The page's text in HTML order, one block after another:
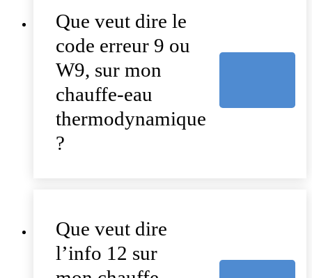
Que veut dire le
code erreur 9 ou
W9, sur mon
chauffe-eau
thermodynamique
?
Que veut dire
l’info 12 sur